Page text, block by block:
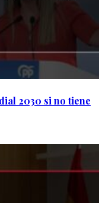
2030 si no tiene